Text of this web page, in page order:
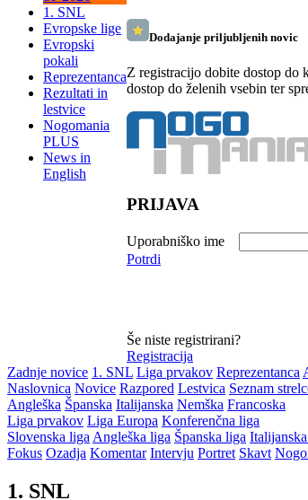
1. SNL
Evropske lige
Evropski
pokali
Reprezentanca
Rezultati in
lestvice
Nogomania
PLUS
News in
English
Dodajanje priljubljenih novic
Z registracijo dobite dostop do
dostop do želenih vsebin ter
PRIJAVA
Uporabniško ime
Potrdi
Še niste registrirani?
Registracija
Zadnje novice 1. SNL Liga prvakov Reprezentanca
Naslovnica Novice Razpored Lestvica Seznam
Angleška Španska Italijanska Nemška Francoska
Liga prvakov Liga Europa Konferenčna liga
Slovenska liga Angleška liga Španska liga
Fokus Ozadja Komentar Intervju Portret Skavt
1. SNL